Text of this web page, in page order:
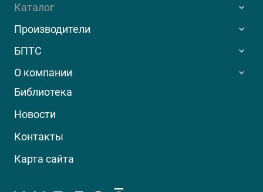
Каталог
Производители
БПТС
О компании
Библиотека
Новости
Контакты
Карта сайта